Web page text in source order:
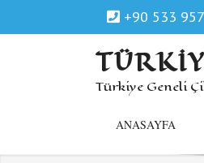
+90 533
Türkiye Geneli
ANASAYFA